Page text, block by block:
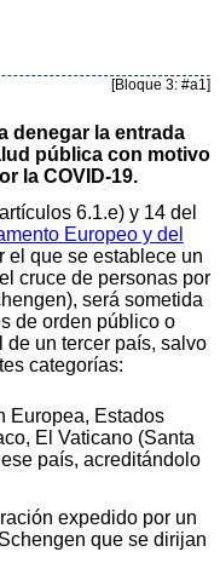
[Bloque 3: #a1]
denegar la entrada
pública con motivo
la COVID-19.
6.1.e) y 14 del
Europeo y del
el que se establece un
cruce de personas por
será sometida
de orden público o
un tercer país, salvo
categorías:
Europea, Estados
El Vaticano (Santa
país, acreditándolo
expedido por un
que se dirijan